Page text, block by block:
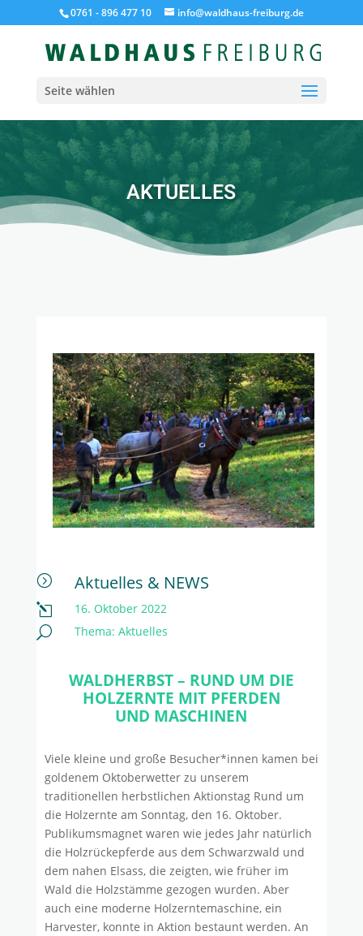
0761 - 896 477 10 info@waldhaus-freiburg.de
Seite wählen
AKTUELLES
= Aktuelles & NEWS
l
16. Oktober 2022
U
Thema: Aktuelles
WALDHERBST – RUND UM DIE
HOLZERNTE MIT PFERDEN
UND MASCHINEN
Viele kleine und große Besucher*innen kamen bei
goldenem Oktoberwetter zu unserem
traditionellen herbstlichen Aktionstag Rund um
die Holzernte am Sonntag, den 16. Oktober.
Publikumsmagnet waren wie jedes Jahr natürlich
die Holzrückepferde aus dem Schwarzwald und
dem nahen Elsass, die zeigten, wie früher im
Wald die Holzstämme gezogen wurden. Aber
auch eine moderne Holzerntemaschine, ein
Harvester, konnte in Aktion bestaunt werden. An